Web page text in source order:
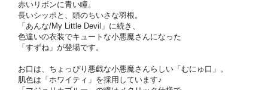
赤いリボンに青い瞳。
長いシッポと、頭のちいさな羽根。
「あんな/My Little Devil」に続き、
色違いの衣装でキュートな小悪魔さんになった
「すずね」が登場です。
お口は、ちょっぴり悪戯な小悪魔さんらしい「むにゅ口」。
肌色は「ホワイティ」を採用しています♪